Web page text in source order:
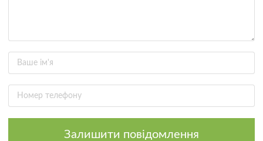
Залишити повідомлення